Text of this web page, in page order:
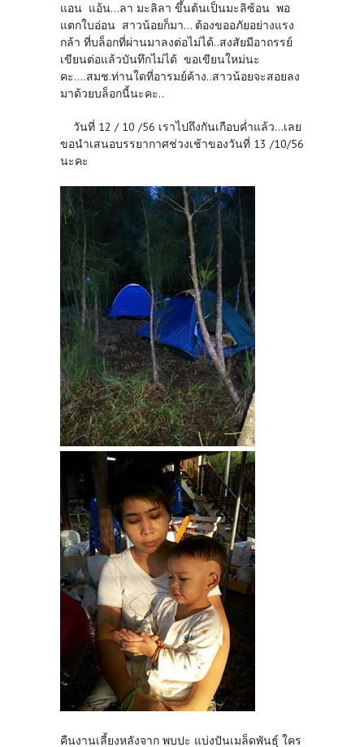
แอน แอ้น...ลา มะลิลา ขึ้นต้นเป็นมะลิซ้อน พอ
แตกใบอ่อน สาวน้อยก็มา... ต้องขออภัยอย่างแรง
กล้า ที่บล็อกที่ผ่านมาลงต่อไม่ได้..สงสัยมีอาถรรย์
เขียนต่อแล้วบันทึกไม่ได้ ขอเขียนใหม่นะ
คะ....สมช.ท่านใดที่อารมย์ค้าง..สาวน้อยจะสอยลง
มาด้วยบล็อกนี้นะคะ..
วันที่ 12 / 10 /56 เราไปถึงกันเกือบค่ำแล้ว...เลย
ขอนำเสนอบรรยากาศช่วงเช้าของวันที่ 13 /10/56
นะคะ
คืนงานเลี้ยงหลังจาก พบปะ แบ่งปันเมล็ดพันธุ์ ใคร